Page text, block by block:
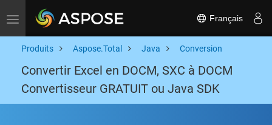
Toggle navigation Français
Produits Aspose.Total Java Conversion
Convertir Excel en DOCM, SXC à DOCM
Convertisseur GRATUIT ou Java SDK